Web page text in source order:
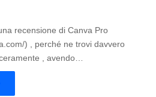
recensione di Canva Pro
) , perché ne trovi davvero
, avendo…